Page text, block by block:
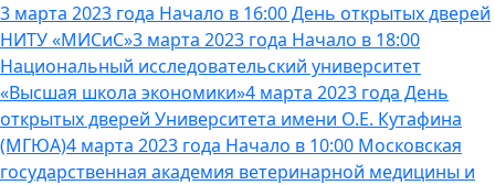
3 марта 2023 года Начало в 16:00 День открытых дверей
НИТУ «МИСиС»3 марта 2023 года Начало в 18:00
Национальный исследовательский университет
«Высшая школа экономики»4 марта 2023 года День
открытых дверей Университета имени О.Е. Кутафина
(МГЮА)4 марта 2023 года Начало в 10:00 Московская
государственная академия ветеринарной медицины и